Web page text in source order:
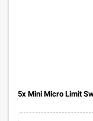
5x Mini Micro Limit